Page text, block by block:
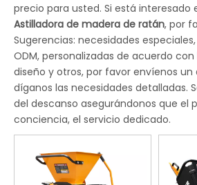
precio para usted. Si está interesado
Astilladora de madera de ratán, por
Sugerencias: necesidades
ODM, personalizadas de acuerdo
diseño y otros, por favor envíenos
díganos las necesidades detalladas.
del descanso asegurándonos que el
conciencia, el servicio dedicado.